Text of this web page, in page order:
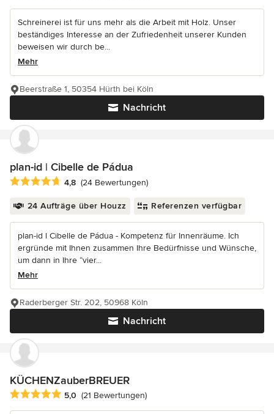
Schreinerei ist für uns mehr als die Arbeit mit Holz. Unser
beständiges Interesse an der Zufriedenheit unserer Kunden
beweisen wir durch be...
Mehr
Nachricht
Beerstraße 1, 50354 Hürth bei Köln
plan-id | Cibelle de Pádua
Durchschnittliche Bewertung: 4.8 von 5 Sternen
4,8 (24 Bewertungen)
24 Aufträge über Houzz Referenzen verfügbar
plan-id l Cibelle de Pádua - Kompetenz für Innenräume. Ich
ergründe mit Ihnen zusammen Ihre Bedürfnisse und Wünsche,
um dann in Ihre “vier...
Mehr
Nachricht
Raderberger Str. 202, 50968 Köln
KÜCHENZauberBREUER
Durchschnittliche Bewertung: 5 von 5 Sternen
5,0 (21 Bewertungen)